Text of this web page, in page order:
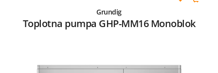
Grundig
Toplotna pumpa GHP-MM16 Monoblok